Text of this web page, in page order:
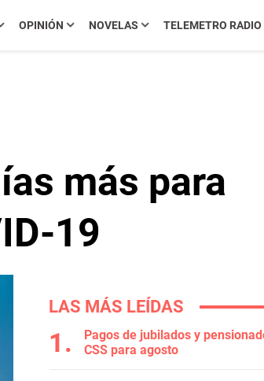
OPINIÓN NOVELAS TELEMETRO RADIO
más para
19
LAS MÁS LEÍDAS
Pagos de jubilados y
CSS para agosto